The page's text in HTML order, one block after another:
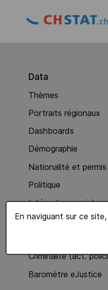
En naviguant sur ce
Data
Thèmes
Portraits régionaux
Dashboards
Démographie
Nationalité et permis
Politique
Intégration sociale
Economie
Criminalité (act.
Baromètre eJustice